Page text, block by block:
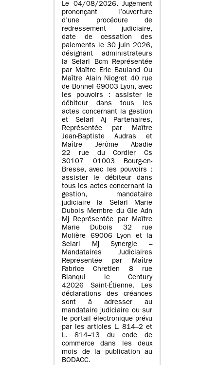
Le 04/08/2026. Jugement
prononçant l’ouverture
d’une procédure de
redressement judiciaire,
date de cessation des
paiements le 30 juin 2026,
désignant administrateurs
la Selarl Bcm Représentée
par Maître Eric Bauland Ou
Maître Alain Niogret 40 rue
de Bonnel 69003 Lyon, avec
les pouvoirs : assister le
débiteur dans tous les
actes concernant la gestion
et Selarl Aj Partenaires,
Représentée par Maître
Jean-Baptiste Audras et
Maître Jérôme Abadie
22 rue du Cordier Cs
30107 01003 Bourg-en-
Bresse, avec les pouvoirs :
assister le débiteur dans
tous les actes concernant la
gestion, mandataire
judiciaire la Selarl Marie
Dubois Membre du Gie Adn
Mj Représentée par Maître
Marie Dubois 32 rue
Molière 69006 Lyon et la
Selarl Mj Synergie –
Mandataires Judiciaires
Représentée par Maître
Fabrice Chretien 8 rue
Blanqui le Century
42026 Saint-Étienne. Les
déclarations des créances
sont à adresser au
mandataire judiciaire ou sur
le portail électronique prévu
par les articles L. 814–2 et
L. 814–13 du code de
commerce dans les deux
mois de la publication au
BODACC.